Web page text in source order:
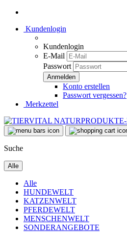
Kundenlogin
Kundenlogin
E-Mail
Passwort
Konto erstellen
Passwort vergessen?
Merkzettel
Suche
Alle
Alle
HUNDEWELT
KATZENWELT
PFERDEWELT
MENSCHENWELT
SONDERANGEBOTE